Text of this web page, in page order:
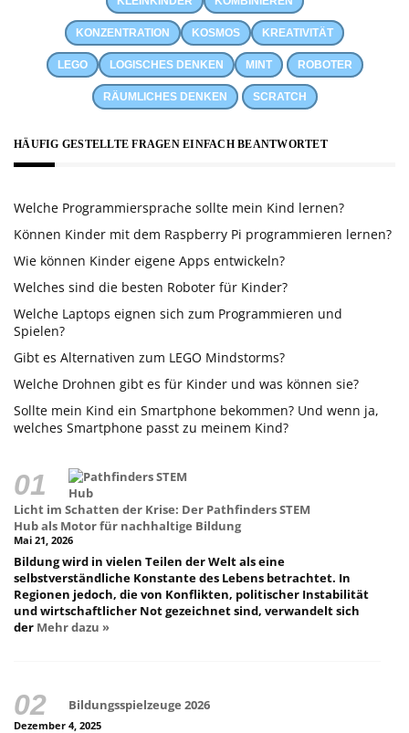
KONZENTRATION KOSMOS KREATIVITÄT
LEGO LOGISCHES DENKEN MINT ROBOTER
RÄUMLICHES DENKEN SCRATCH
HÄUFIG GESTELLTE FRAGEN EINFACH BEANTWORTET
Welche Programmiersprache sollte mein Kind lernen?
Können Kinder mit dem Raspberry Pi programmieren lernen?
Wie können Kinder eigene Apps entwickeln?
Welches sind die besten Roboter für Kinder?
Welche Laptops eignen sich zum Programmieren und
Spielen?
Gibt es Alternativen zum LEGO Mindstorms?
Welche Drohnen gibt es für Kinder und was können sie?
Sollte mein Kind ein Smartphone bekommen? Und wenn ja,
welches Smartphone passt zu meinem Kind?
Licht im Schatten der Krise: Der Pathfinders STEM
Hub als Motor für nachhaltige Bildung
Mai 21, 2026
Bildung wird in vielen Teilen der Welt als eine
selbstverständliche Konstante des Lebens betrachtet. In
Regionen jedoch, die von Konflikten, politischer Instabilität
und wirtschaftlicher Not gezeichnet sind, verwandelt sich
der Mehr dazu »
Bildungsspielzeuge 2026
Dezember 4, 2025